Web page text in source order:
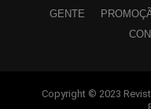
GENTE
Copyright © 2023
WhatsAppFacebook